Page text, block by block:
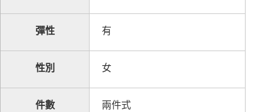
彈性 有
性別 女
件數 兩件式